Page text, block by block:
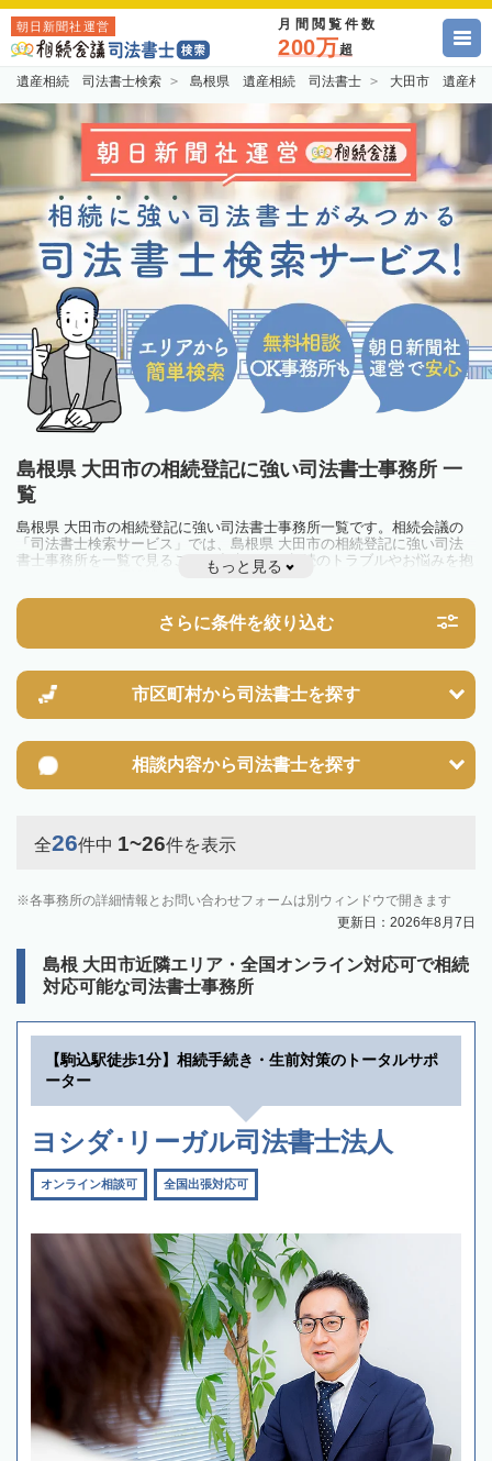
朝日新聞社運営 月間閲覧件数
200万超
遺産相続 司法書士検索 島根県 遺産相続 司法書士 大田市 遺産相
島根県 大田市の相続登記に強い司法書士事務所 一
覧
島根県 大田市の相続登記に強い司法書士事務所一覧です。相続会議の
「司法書士検索サービス」では、島根県 大田市の相続登記に強い司法
書士事務所を一覧で見ることが出来ます。相続のトラブルやお悩みを抱
えている方は一度近隣の司法書士に相談してみましょう。
不動産を相続した場合、相続を知った日から3年以内に登記しないと、
10万円以下の過料が科せられるため、速やかな手続きが必要です。義務
化前の相続も対象となるため注意しましょう。
す。その他の相続手続きも任せることが可能です。
また、義務化に伴い、相続人申告登記制度が創設されました。遺産分割
の話し合いがまとまらず登記できない場合は、この制度の活用を検討し
もっと見る
さらに条件を絞り込む
市区町村から司法書士を探す
相談内容から司法書士を探す
全26件中 1~26件を表示
各事務所の詳細情報とお問い合わせフォームは別ウィンドウで開きます
更新日：2026年8月7日
島根 大田市近隣エリア・全国オンライン対応可で相続
対応可能な司法書士事務所
【駒込駅徒歩1分】相続手続き・生前対策のトータルサポ
ーター
ヨシダ･リーガル司法書士法人
オンライン相談可 全国出張対応可